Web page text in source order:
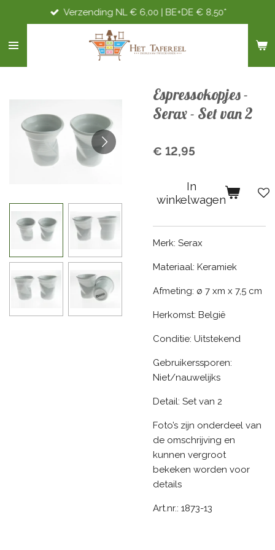
direct
naar
Verzending NL € 6,00 | BE+DE € 8,50*
Espressokopjes -
Serax - Set van 2
€ 12,95
In
winkelwagen
Merk: Serax
Materiaal: Keramiek
Afmeting: ø 7 xm x 7,5 cm
Herkomst: België
Conditie: Uitstekend
Gebruikerssporen:
Niet/nauwelijks
Detail: Set van 2
Foto’s zijn onderdeel van
de omschrijving en
kunnen vergroot
bekeken worden voor
details
Art.nr.: 1873-13